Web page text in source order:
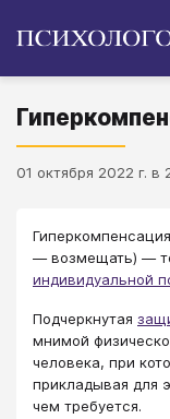
01 октября 2022 г. в
― возмещать) —
индивидуальной
Подчеркнутая
мнимой
человека, при
прикладывая для
чем требуется.